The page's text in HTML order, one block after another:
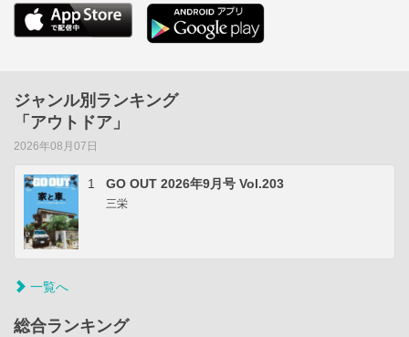
ジャンル別ランキング
「アウトドア」
2026年08月07日
1 GO OUT 2026年9月号 Vol.203
三栄
一覧へ
総合ランキング